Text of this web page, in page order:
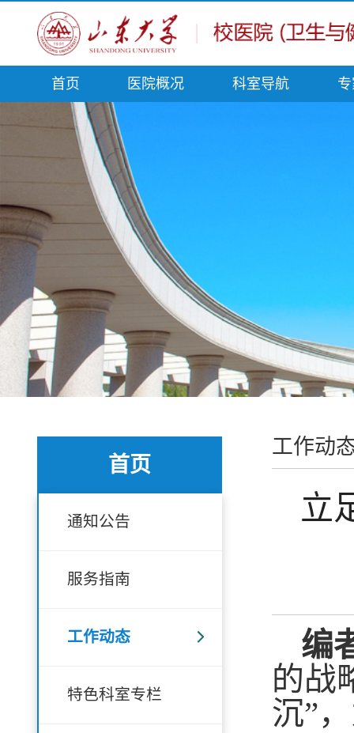
首页 医院概况 科室导航
首页
通知公告
服务指南
工作动态
特色科室专栏
工作动
立
编
的战
沉”